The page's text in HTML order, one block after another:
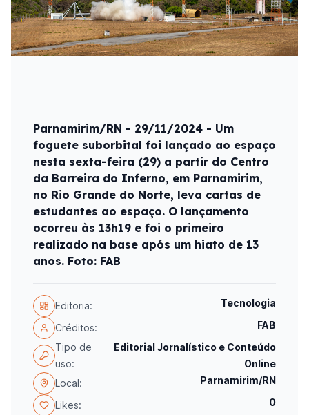
Parnamirim/RN - 29/11/2024 - Um
foguete suborbital foi lançado ao espaço
nesta sexta-feira (29) a partir do Centro
da Barreira do Inferno, em Parnamirim,
no Rio Grande do Norte, leva cartas de
estudantes ao espaço. O lançamento
ocorreu às 13h19 e foi o primeiro
realizado na base após um hiato de 13
anos. Foto: FAB
Editoria: Tecnologia
Créditos:
FAB
Tipo de
uso:
Editorial Jornalístico e Conteúdo
Online
Local:
Parnamirim/RN
Likes: 0